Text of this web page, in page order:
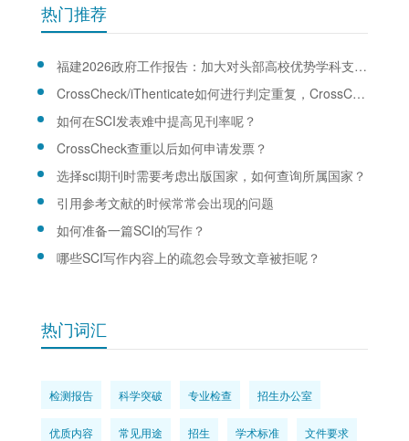
热门推荐
福建2026政府工作报告：加大对头部高校优势学科支持力度
CrossCheck/iThenticate如何进行判定重复，CrossCheck/iThenticate查重规则是什么？
如何在SCI发表难中提高见刊率呢？
CrossCheck查重以后如何申请发票？
选择sci期刊时需要考虑出版国家，如何查询所属国家？
引用参考文献的时候常常会出现的问题
如何准备一篇SCI的写作？
哪些SCI写作内容上的疏忽会导致文章被拒呢？
热门词汇
检测报告 科学突破 专业检查 招生办公室
优质内容 常见用途 招生 学术标准 文件要求